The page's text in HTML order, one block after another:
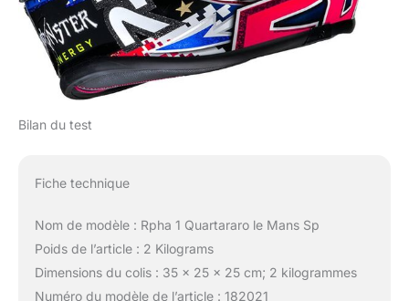
Bilan du test
Fiche technique
Nom de modèle : Rpha 1 Quartararo le Mans Sp
Poids de l’article : 2 Kilograms
Dimensions du colis : 35 x 25 x 25 cm; 2 kilogrammes
Numéro du modèle de l’article : 182021